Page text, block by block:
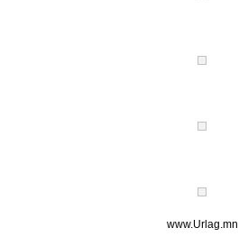
www.Urlag.mn